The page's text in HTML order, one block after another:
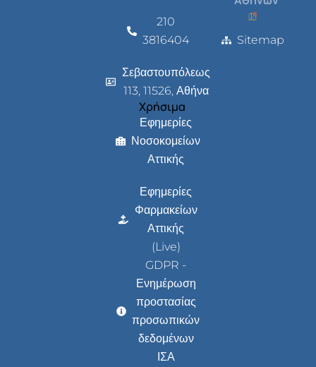
210
3816404
Σεβαστουπόλεως
113, 11526, Αθήνα
Χρήσιμα
Εφημερίες
Νοσοκομείων
Αττικής
Εφημερίες
Φαρμακείων
Αττικής
(Live)
GDPR -
Ενημέρωση
προστασίας
προσωπικών
δεδομένων
ΙΣΑ
Sitemap